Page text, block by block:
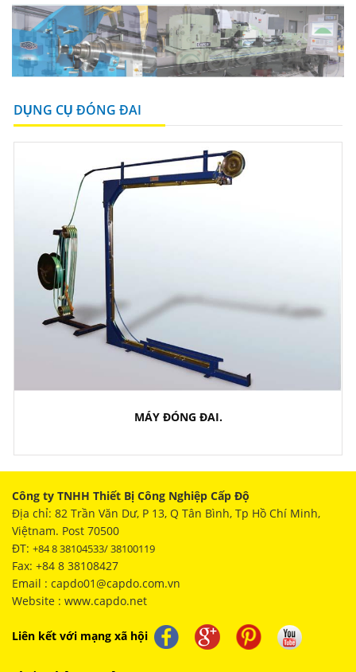
DỤNG CỤ ĐÓNG ĐAI
MÁY ĐÓNG ĐAI.
Công ty TNHH Thiết Bị Công Nghiệp Cấp Độ
Địa chỉ: 82 Trần Văn Dư, P 13, Q Tân Bình, Tp Hồ Chí Minh,
Việtnam. Post 70500
ĐT: +84 8 38104533/ 38100119
Fax: +84 8 38108427
Email : capdo01@capdo.com.vn
Website : www.capdo.net
Liên kết với mạng xã hội